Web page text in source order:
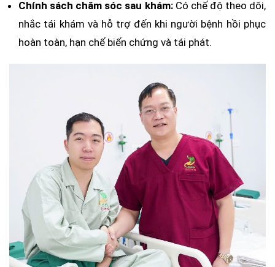
Chính sách chăm sóc sau khám:Có chế độ theo dõi,
nhắc tái khám và hỗ trợ đến khi người bệnh hồi phục
hoàn toàn, hạn chế biến chứng và tái phát.